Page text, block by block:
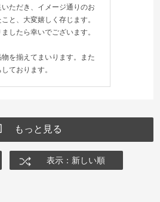
ただき、イメージ通りのお
と、大変嬉しく存じます。
したら幸いでございます。
を揃えてまいります。また
ております。
もっと見る
表示：新しい順